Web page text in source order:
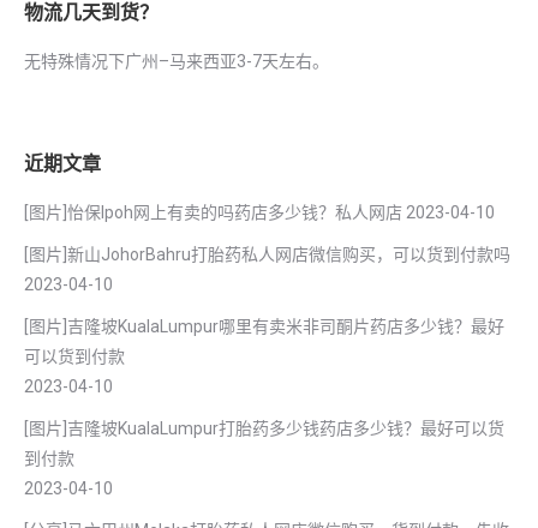
物流几天到货？
无特殊情况下广州–马来西亚3-7天左右。
近期文章
[图片]怡保lpoh网上有卖的吗药店多少钱？私人网店 2023-04-10
[图片]新山JohorBahru打胎药私人网店微信购买，可以货到付款吗
2023-04-10
[图片]吉隆坡KualaLumpur哪里有卖米非司酮片药店多少钱？最好
可以货到付款
2023-04-10
[图片]吉隆坡KualaLumpur打胎药多少钱药店多少钱？最好可以货
到付款
2023-04-10